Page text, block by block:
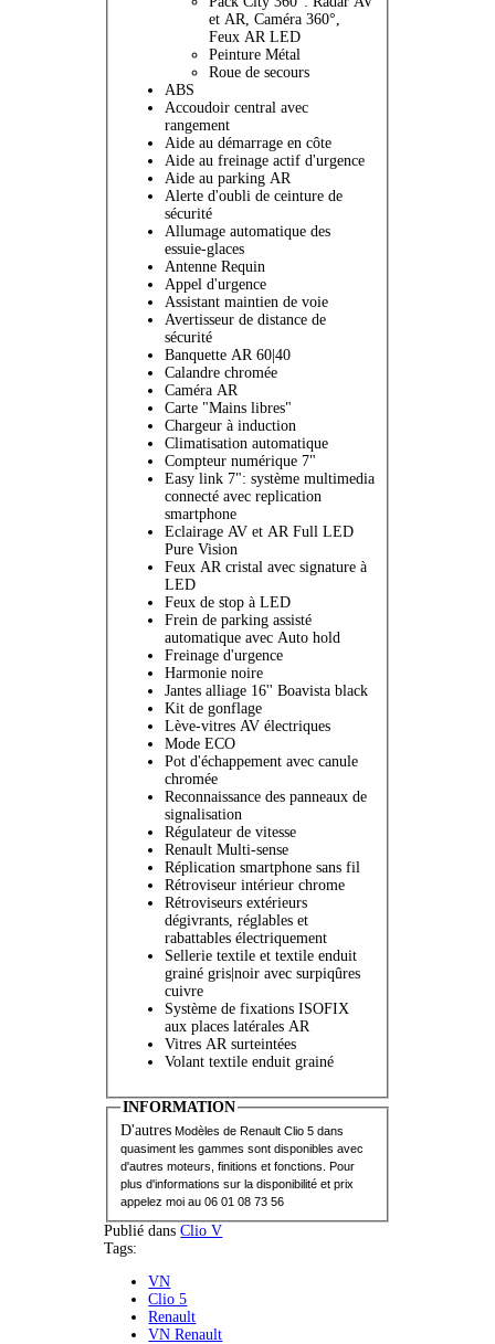
et AR, Caméra 360°,
Feux AR LED
Peinture Métal
Roue de secours
ABS
Accoudoir central avec
rangement
Aide au démarrage en côte
Aide au freinage actif d'urgence
Aide au parking AR
Alerte d'oubli de ceinture de
sécurité
Allumage automatique des
essuie-glaces
Antenne Requin
Appel d'urgence
Assistant maintien de voie
Avertisseur de distance de
sécurité
Banquette AR 60|40
Calandre chromée
Caméra AR
Carte "Mains libres"
Chargeur à induction
Climatisation automatique
Compteur numérique 7"
Easy link 7": système multimedia
connecté avec replication
smartphone
Eclairage AV et AR Full LED
Pure Vision
Feux AR cristal avec signature à
LED
Feux de stop à LED
Frein de parking assisté
automatique avec Auto hold
Freinage d'urgence
Harmonie noire
Jantes alliage 16'' Boavista black
Kit de gonflage
Lève-vitres AV électriques
Mode ECO
Pot d'échappement avec canule
chromée
Reconnaissance des panneaux de
signalisation
Régulateur de vitesse
Renault Multi-sense
Réplication smartphone sans fil
Rétroviseur intérieur chrome
Rétroviseurs extérieurs
dégivrants, réglables et
rabattables électriquement
Sellerie textile et textile enduit
grainé gris|noir avec surpiqûres
cuivre
Système de fixations ISOFIX
aux places latérales AR
Vitres AR surteintées
Volant textile enduit grainé
INFORMATION
D'autresModèles de Renault Clio 5 dans
quasiment les gammes sont disponibles avec
d'autres moteurs, finitions et fonctions. Pour
plus d'informations sur la disponibilité et prix
appelez moi au 06 01 08 73 56
Publié dans Clio V
Tags:
VN
Clio 5
Renault
VN Renault